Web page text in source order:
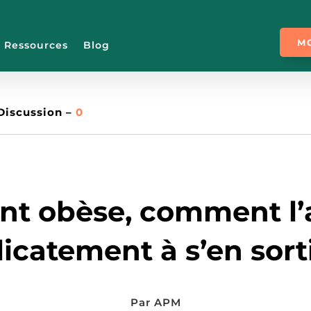
Ressources Blog
– 0
obèse, comment
à s’en
Par APM